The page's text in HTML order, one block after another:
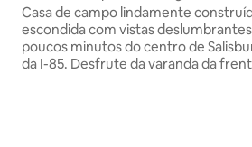
Casa de campo lindamente
escondida com vistas
poucos minutos do centro de
da I-85. Desfrute da varanda da